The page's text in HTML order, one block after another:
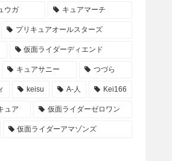
ウガ キュアマーチ
プリキュアオールスターズ
仮面ライダーディエンド
キュアサニー つづら
keisu A-人 Kei166
ュア 仮面ライダーゼロワン
仮面ライダーアマゾンズ